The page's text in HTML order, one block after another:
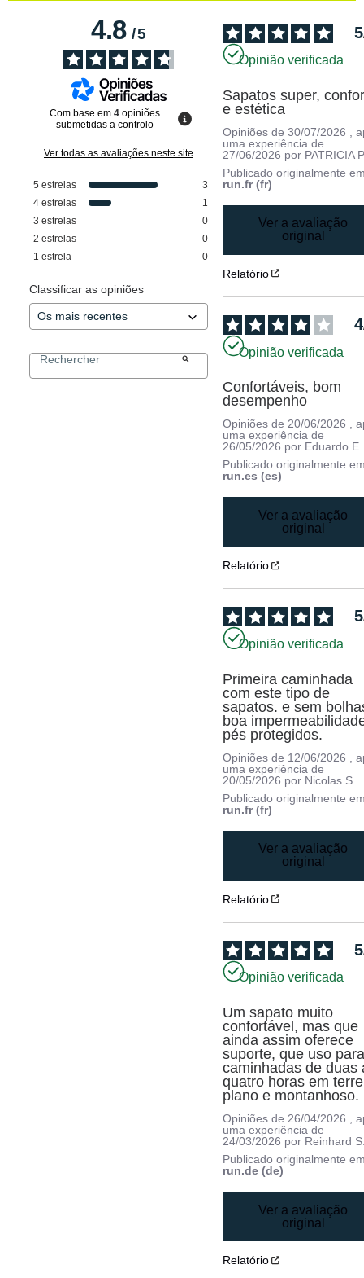
4.8/5
Com base em 4 opiniões
submetidas a controlo
Ver todas as avaliações neste site
5 estrelas
3
4 estrelas
1
3 estrelas
0
2 estrelas
0
1 estrela 0
Classificar as opiniões
5
Opinião verificada
Sapatos super,
e estética
Opiniões de30/07/2026
,
uma experiência de
27/06/2026 por PATRICIA
Publicado originalmente
run.fr (fr)
Ver a avaliação
original
Relatório
4
Opinião verificada
Confortáveis, bom
desempenho
Opiniões de 20/06/2026
,
uma experiência de
26/05/2026 por Eduardo E.
Publicado originalmente
run.es (es)
Ver a avaliação
original
Relatório
5
Opinião verificada
Primeira caminhada
com este tipo de
sapatos. e sem
boa
pés protegidos.
Opiniões de 12/06/2026
,
uma experiência de
20/05/2026 por Nicolas S.
Publicado originalmente
run.fr (fr)
Ver a avaliação
original
Relatório
5
Opinião verificada
Um sapato muito
confortável, mas que
ainda assim oferece
suporte, que uso
caminhadas de duas
quatro horas em
plano e montanhoso.
Opiniões de 26/04/2026
,
uma experiência de
24/03/2026 por Reinhard
Publicado originalmente
run.de (de)
Ver a avaliação
original
Relatório